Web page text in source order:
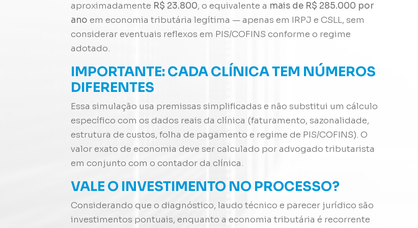
aproximadamente R$ 23.800, o equivalente a mais de R$ 285.000 por
ano em economia tributária legítima — apenas em IRPJ e CSLL, sem
considerar eventuais reflexos em PIS/COFINS conforme o regime
adotado.
IMPORTANTE: CADA CLÍNICA TEM NÚMEROS
DIFERENTES
Essa simulação usa premissas simplificadas e não substitui um cálculo
específico com os dados reais da clínica (faturamento, sazonalidade,
estrutura de custos, folha de pagamento e regime de PIS/COFINS). O
valor exato de economia deve ser calculado por advogado tributarista
em conjunto com o contador da clínica.
VALE O INVESTIMENTO NO PROCESSO?
Considerando que o diagnóstico, laudo técnico e parecer jurídico são
investimentos pontuais, enquanto a economia tributária é recorrente